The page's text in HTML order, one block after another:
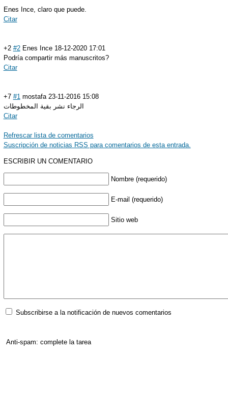
Enes Ince, claro que puede.
Citar
+2 #2 Enes Ince 18-12-2020 17:01
Podría compartir más manuscritos?
Citar
+7 #1 mostafa 23-11-2016 15:08
الرجاء نشر بقية المخطوطات
Citar
Refrescar lista de comentarios
Suscripción de noticias RSS para comentarios de esta entrada.
ESCRIBIR UN COMENTARIO
Nombre (requerido)
E-mail (requerido)
Sitio web
Subscribirse a la notificación de nuevos comentarios
Anti-spam: complete la tarea